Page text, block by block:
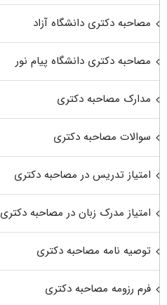
مصاحبه دکتری دانشگاه آزاد
مصاحبه دکتری دانشگاه پیام نور
مدارک مصاحبه دکتری
سوالات مصاحبه دکتری
امتیاز تدریس در مصاحبه دکتری
امتیاز مدرک زبان در مصاحبه دکتری
توصیه نامه مصاحبه دکتری
فرم رزومه مصاحبه دکتری